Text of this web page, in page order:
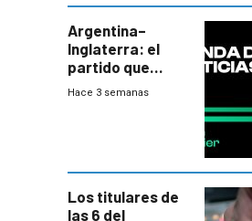
departamental
Argentina–
Inglaterra: el
partido que
nunca termina
Hace 3 semanas
Los titulares de
las 6 del